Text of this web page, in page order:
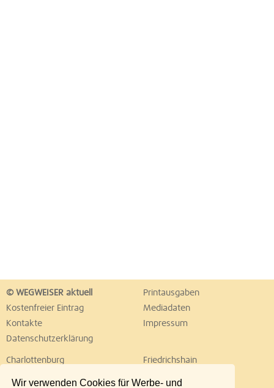
Wir verwenden Cookies für Werbe- und
© WEGWEISER aktuell
Printausgaben
Kostenfreier Eintrag
Mediadaten
Kontakte
Impressum
Datenschutzerklärung
Charlottenburg
Friedrichshain